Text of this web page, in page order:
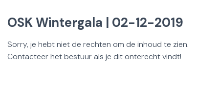
OSK Wintergala | 02-12-2019
Sorry, je hebt niet de rechten om de inhoud te zien.
Contacteer het bestuur als je dit onterecht vindt!